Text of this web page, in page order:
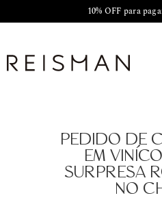
10% OFF para
PEDIDO DE
EM
SURPRESA
NO